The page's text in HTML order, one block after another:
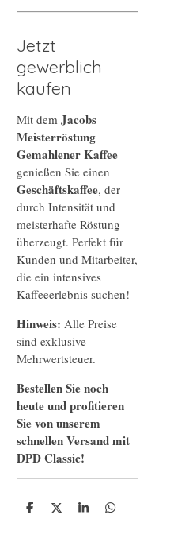
Jetzt
gewerblich
kaufen
Mit dem Jacobs
Meisterröstung
Gemahlener Kaffee
genießen Sie einen
Geschäftskaffee, der
durch Intensität und
meisterhafte Röstung
überzeugt. Perfekt für
Kunden und Mitarbeiter,
die ein intensives
Kaffeeerlebnis suchen!
Hinweis: Alle Preise
sind exklusive
Mehrwertsteuer.
Bestellen Sie noch
heute und profitieren
Sie von unserem
schnellen Versand mit
DPD Classic!
T
T
T
T